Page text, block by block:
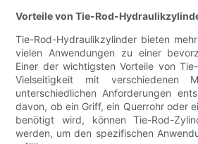
Vorteile von Tie-Rod-
Tie-Rod-Hydraulikzylinder bieten
vielen Anwendungen zu einer
Einer der wichtigsten Vorteile von
Vielseitigkeit mit verschiedenen
unterschiedlichen Anforderungen
davon, ob ein Griff, ein Querrohr oder
benötigt wird, können Tie-Rod-
werden, um den spezifischen